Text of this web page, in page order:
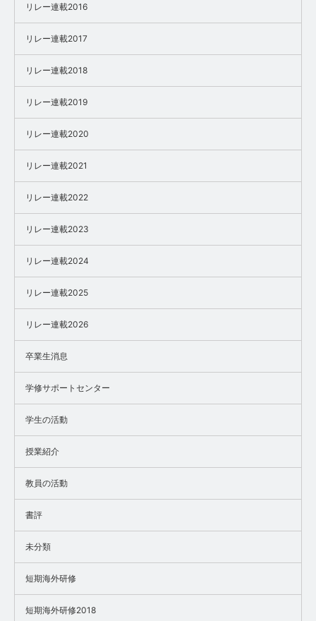
リレー連載2016
リレー連載2017
リレー連載2018
リレー連載2019
リレー連載2020
リレー連載2021
リレー連載2022
リレー連載2023
リレー連載2024
リレー連載2025
リレー連載2026
卒業生消息
学修サポートセンター
学生の活動
授業紹介
教員の活動
書評
未分類
短期海外研修
短期海外研修2018